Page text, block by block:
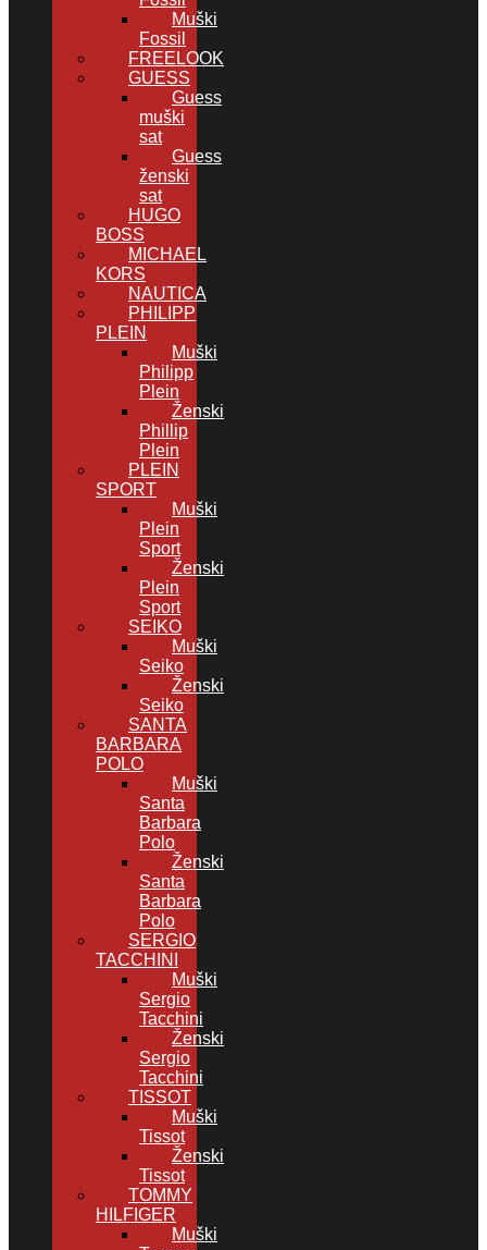
Muški
Fossil
FREELOOK
GUESS
Guess
muški
sat
Guess
ženski
sat
HUGO
BOSS
MICHAEL
KORS
NAUTICA
PHILIPP
PLEIN
Muški
Philipp
Plein
Ženski
Phillip
Plein
PLEIN
SPORT
Muški
Plein
Sport
Ženski
Plein
Sport
SEIKO
Muški
Seiko
Ženski
Seiko
SANTA
BARBARA
POLO
Muški
Santa
Barbara
Polo
Ženski
Santa
Barbara
Polo
SERGIO
TACCHINI
Muški
Sergio
Tacchini
Ženski
Sergio
Tacchini
TISSOT
Muški
Tissot
Ženski
Tissot
TOMMY
HILFIGER
Muški